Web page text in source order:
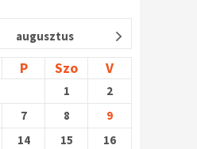
augusztus
P Szo V
1
2
7 8
9
14 15
16